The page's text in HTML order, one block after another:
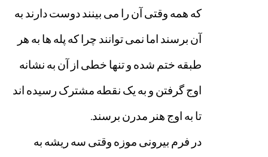
کههمهوقتیآنرامیبیننددوستدارندبه
آنبرسندامانمیتوانندچراکهپلههابههر
طبقهختمشدهوتنهاخطیاز آنبهنشانه
اوجگرفتنوبهیکنقطهمشترکرسیدهاند
تابهاوجهنر مدرنبرسند.
در فرمبیرونیموزهوقتیسهریشهبه